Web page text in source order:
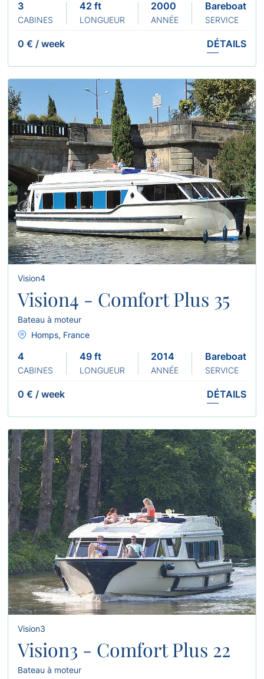
3
CABINES
42 ft
LONGUEUR
2000
ANNÉE
Bareboat
SERVICE
0 € / week DÉTAILS
Vision4
Vision4 - Comfort Plus 35
Bateau à moteur
Homps, France
4
CABINES
49 ft
LONGUEUR
2014
ANNÉE
Bareboat
SERVICE
0 € / week DÉTAILS
Vision3
Vision3 - Comfort Plus 22
Bateau à moteur